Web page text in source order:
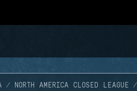
NORTH AMERICA CLOSED LEAGUE